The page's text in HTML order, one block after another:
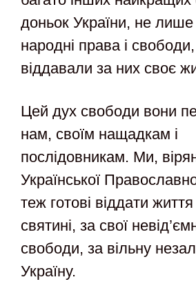
доньок України, не
народні права і
віддавали за них своє
Цей дух свободи вони
нам, своїм нащадкам і
послідовникам. Ми,
Української
теж готові віддати життя
святині, за свої
свободи, за вільну
Україну.